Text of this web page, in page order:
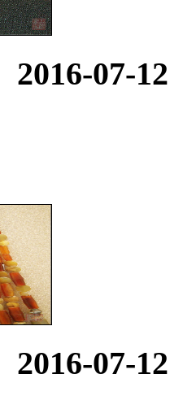
2016-07-12
2016-07-12